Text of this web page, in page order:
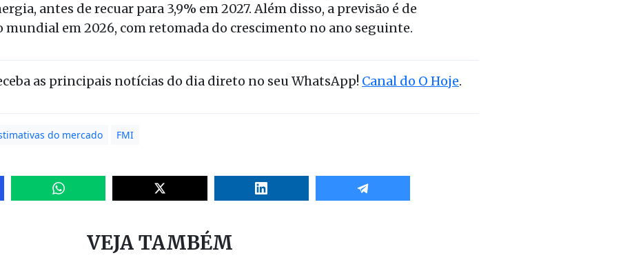
antes de recuar para 3,9% em 2027. Além disso, a previsão é de
mundial em 2026, com retomada do crescimento no ano seguinte.
as principais notícias do dia direto no seu WhatsApp! Canal do O Hoje.
do mercado FMI
VEJA TAMBÉM